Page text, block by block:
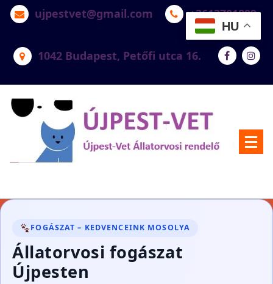
ujpestvet@gmail.com +3613701899
1042 Budapest, Petőfi utca 16.
FOGÁSZAT – KEDVENCEINK MOSOLYA
Állatorvosi fogászat
Újpesten
HU